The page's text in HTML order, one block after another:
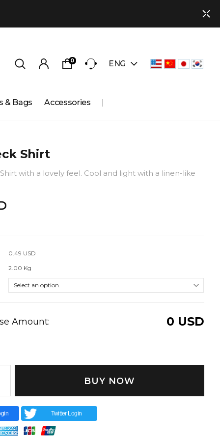
0 ENG
& Bags Accessories
Shirt
with a lovely feel. Cool and light with a linen-like
0.49 USD
2.00 Kg
Amount: 0 USD
BUY NOW
Twitter Login